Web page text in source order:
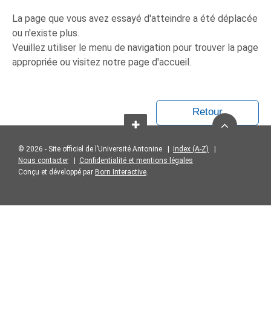
La page que vous avez essayé d'atteindre a été déplacée
ou n'existe plus.
Veuillez utiliser le menu de navigation pour trouver la page
appropriée ou visitez notre page d'accueil.
Retour
© 2026 - Site officiel de l’Université Antonine | Index (A-Z)
Nous contacter
Confidentialité et mentions légales
Conçu et développé par Born Interactive.